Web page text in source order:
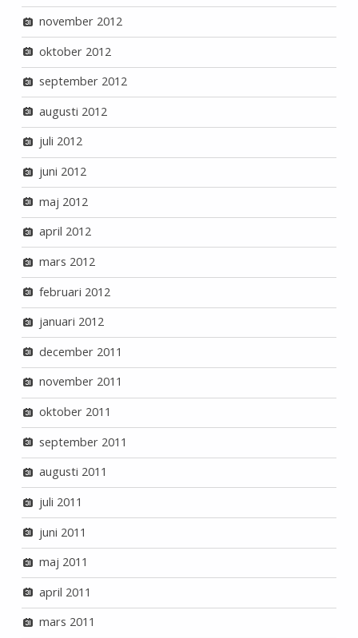
november 2012
oktober 2012
september 2012
augusti 2012
juli 2012
juni 2012
maj 2012
april 2012
mars 2012
februari 2012
januari 2012
december 2011
november 2011
oktober 2011
september 2011
augusti 2011
juli 2011
juni 2011
maj 2011
april 2011
mars 2011